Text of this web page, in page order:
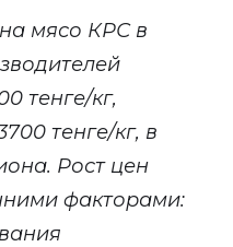
мясо КРС в
тенге/кг,
тенге/кг, в
Рост цен
факторами: